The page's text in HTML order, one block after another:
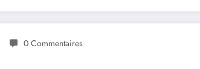
0 Commentaires